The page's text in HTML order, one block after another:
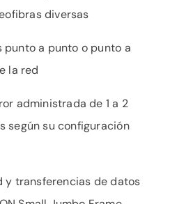
diversas
punto a punto o punto a
la red
administrada de 1 a 2
según su configuración
y transferencias de datos